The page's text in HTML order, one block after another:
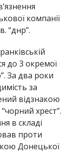
компанії
“днр”.
до 3 окремої
За два роки
за
відзнакою
хрест”.
в складі
проти
Донецької